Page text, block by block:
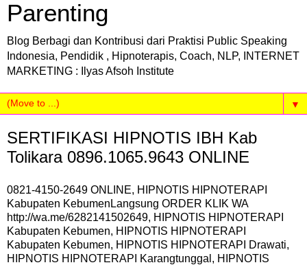
Parenting
Blog Berbagi dan Kontribusi dari Praktisi Public Speaking
Indonesia, Pendidik , Hipnoterapis, Coach, NLP, INTERNET
MARKETING : Ilyas Afsoh Institute
▼
SERTIFIKASI HIPNOTIS IBH Kab
Tolikara 0896.1065.9643 ONLINE
0821-4150-2649 ONLINE, HIPNOTIS HIPNOTERAPI
Kabupaten KebumenLangsung ORDER KLIK WA
http://wa.me/6282141502649, HIPNOTIS HIPNOTERAPI
Kabupaten Kebumen, HIPNOTIS HIPNOTERAPI
Kabupaten Kebumen, HIPNOTIS HIPNOTERAPI Drawati,
HIPNOTIS HIPNOTERAPI Karangtunggal, HIPNOTIS